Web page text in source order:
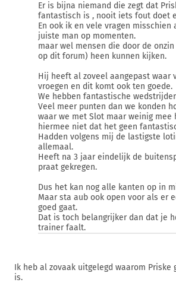
Er is bijna niemand die zegt dat
fantastisch is , nooit iets fout doet
En ook ik en vele vragen misschien
juiste man op momenten.
maar wel mensen die door de
op dit forum) heen kunnen kijken.
Hij heeft al zoveel aangepast waar
vroegen en dit komt ook ten goede.
We hebben fantastische
Veel meer punten dan we konden
waar we met Slot maar weinig mee
hiermee niet dat het geen
Hadden volgens mij de lastigste
allemaal.
Heeft na 3 jaar eindelijk de
praat gekregen.
Dus het kan nog alle kanten op in
Maar sta aub ook open voor als er
goed gaat.
Dat is toch belangrijker dan dat je
trainer faalt.
Ik heb al zovaak uitgelegd waarom Priske
is.